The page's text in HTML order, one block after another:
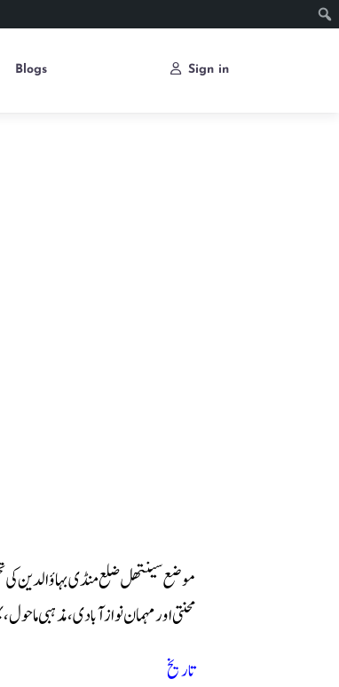
Blogs Sign in
موضع سینتھل ضلع منڈی بہاؤالدین کی
محنتی اور مہمان نواز آبادی، مذہبی
تاریخ